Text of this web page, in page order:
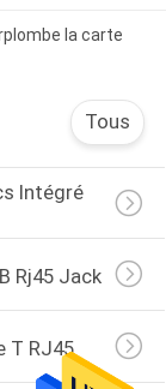
la carte
Tous
Intégré
Rj45 Jack
T RJ45